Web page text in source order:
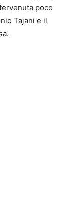
poco
Tajani e il